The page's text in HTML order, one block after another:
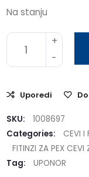
Na stanju
Uporedi
SKU:
1008697
Categories:
CEVI I
FITINZI ZA PEX CEVI
Tag:
UPONOR